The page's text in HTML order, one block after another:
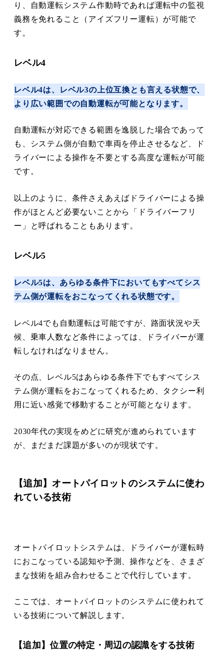
り、自動運転システム作動時であれば運転中の監視
義務を免れること（アイズフリー運転）が可能で
す。
レベル4
レベル4は、レベル3の上位互換とも言える状態で、
より広い範囲での自動運転が可能となります。
自動運転が対応できる範囲を逸脱した場合であって
も、システム側が自動で車両を停止させるなど、ド
ライバーによる操作を不要とする高度な運転が可能
です。
以上のように、条件さえあえばドライバーによる操
作がほとんど必要ないことから「ドライバーフリ
ー」と呼ばれることもあります。
レベル5
レベル5は、あらゆる条件下においてもすべてシス
テム側が運転をおこなってくれる状態です。
レベル4でも自動運転は可能ですが、路面状況や天
候、乗車人数など条件によっては、ドライバーが運
転しなければなりません。
その点、レベル5はあらゆる条件下でもすべてシス
テム側が運転をおこなってくれるため、タクシー利
用に近い感覚で移動することが可能となります。
2030年代の実現をめどに研究が進められています
が、まだまだ課題が多いのが現状です。
【追加】オートパイロットのシステムに使わ
れている技術
オートパイロットシステムは、ドライバーが運転時
におこなっている認知や予測、操作などを、さまざ
まな技術を組み合わせることで代行しています。
ここでは、オートパイロットのシステムに使われて
いる技術について解説します。
【追加】位置の特定・周辺の認識をする技術